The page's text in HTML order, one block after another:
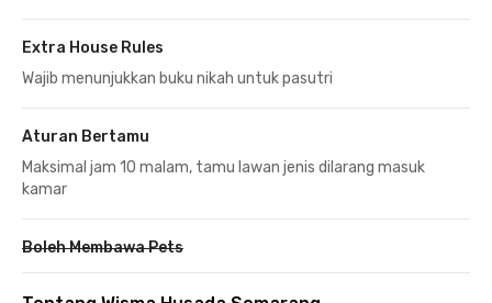
Extra House Rules
Wajib menunjukkan buku nikah untuk pasutri
Aturan Bertamu
Maksimal jam 10 malam, tamu lawan jenis dilarang masuk
kamar
Boleh Membawa Pets